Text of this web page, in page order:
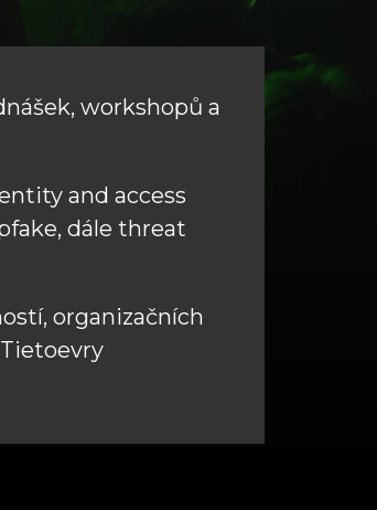
workshopů a
and access
dále threat
organizačních